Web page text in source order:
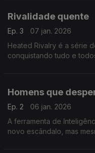
Rivalidade quente
Ep. 3
07 jan. 2026
Heated Rivalry é a série
conquistando tudo e
Homens que
Ep. 2
06 jan. 2026
A ferramenta de
novo escândalo, mas